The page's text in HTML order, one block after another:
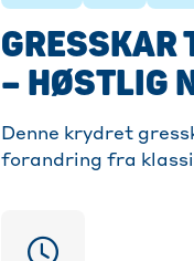
GRESSKAR
– HØSTLIG
Denne krydret
forandring fra